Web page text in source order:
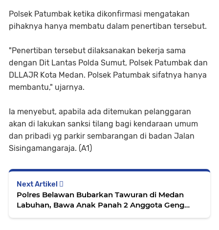
Polsek Patumbak ketika dikonfirmasi mengatakan
pihaknya hanya membatu dalam penertiban tersebut.
"Penertiban tersebut dilaksanakan bekerja sama
dengan Dit Lantas Polda Sumut, Polsek Patumbak dan
DLLAJR Kota Medan. Polsek Patumbak sifatnya hanya
membantu," ujarnya.
Ia menyebut, apabila ada ditemukan pelanggaran
akan di lakukan sanksi tilang bagi kendaraan umum
dan pribadi yg parkir sembarangan di badan Jalan
Sisingamangaraja. (A1)
Next Artikel
Polres Belawan Bubarkan Tawuran di Medan
Labuhan, Bawa Anak Panah 2 Anggota Geng